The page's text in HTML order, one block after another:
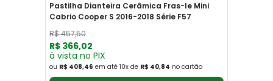
Pastilha Dianteira Cerâmica Fras-le Mini
Cabrio Cooper S 2016-2018 Série F57
R$457,50
R$ 366,02
à vista no PIX
ou R$ 408,46 em até 10x de R$ 40,84 no cartão